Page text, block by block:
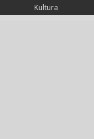
Kultura